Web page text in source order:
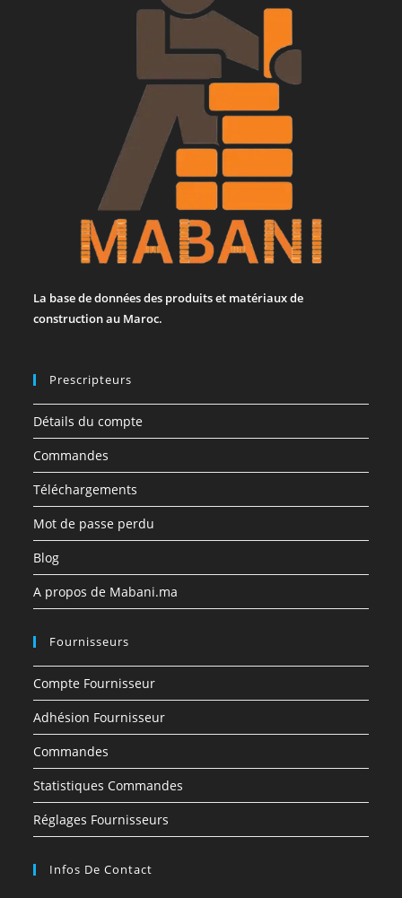
La base de données des produits et matériaux de
construction au Maroc.
Prescripteurs
Détails du compte
Commandes
Téléchargements
Mot de passe perdu
Blog
A propos de Mabani.ma
Fournisseurs
Compte Fournisseur
Adhésion Fournisseur
Commandes
Statistiques Commandes
Réglages Fournisseurs
Infos De Contact